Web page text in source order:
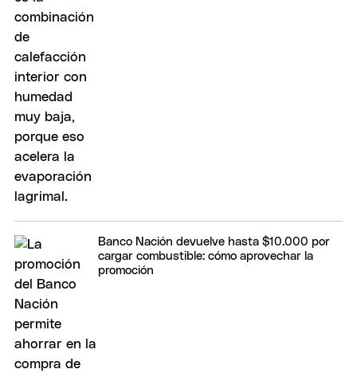
Banco Nación devuelve hasta $10.000 por
cargar combustible: cómo aprovechar la
promoción